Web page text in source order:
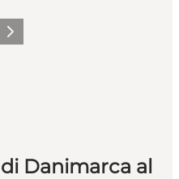
Avanti
Danimarca al